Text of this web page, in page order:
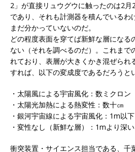
2」が直接リュウグウに触ったのは2
であり、それも計測器を積んでいるわ
まだ分かっていないのだ。
どの程度表面を穿てば新鮮な層になる
ない（それを調べるのだ）。これまで
れており、表層が大きくかき混ぜられ
すれば、以下の変成度であるだろうと
・太陽風による宇宙風化：数ミクロン
・太陽光加熱による熱変性：数十㎝
・銀河宇宙線による宇宙風化：1m以下
・変性なし（新鮮な層）：1mより深い
衝突装置・サイエンス担当である、千